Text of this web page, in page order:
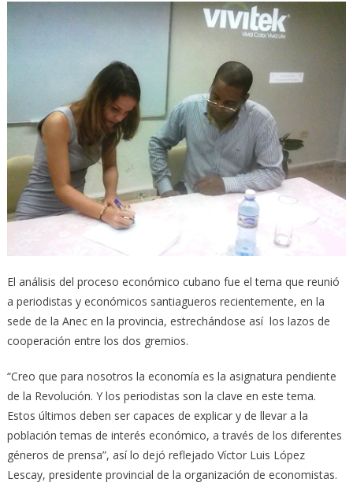
El análisis del proceso económico cubano fue el tema que reunió
a periodistas y económicos santiagueros recientemente, en la
sede de la Anec en la provincia, estrechándose así los lazos de
cooperación entre los dos gremios.
“Creo que para nosotros la economía es la asignatura pendiente
de la Revolución. Y los periodistas son la clave en este tema.
Estos últimos deben ser capaces de explicar y de llevar a la
población temas de interés económico, a través de los diferentes
géneros de prensa”, así lo dejó reflejado Víctor Luis López
Lescay, presidente provincial de la organización de economistas.